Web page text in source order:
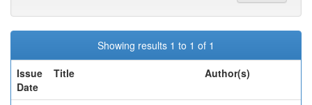
Showing results 1 to 1 of 1
Issue
Date
Title Author(s)